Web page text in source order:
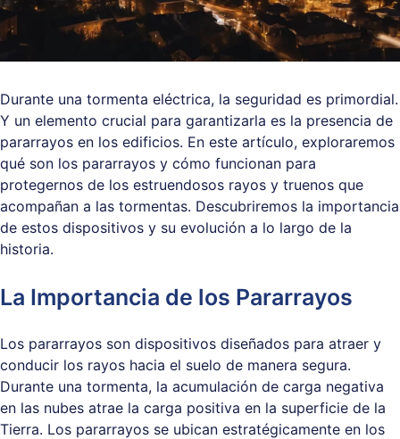
Durante una tormenta eléctrica, la seguridad es primordial.
Y un elemento crucial para garantizarla es la presencia de
pararrayos en los edificios. En este artículo, exploraremos
qué son los pararrayos y cómo funcionan para
protegernos de los estruendosos rayos y truenos que
acompañan a las tormentas. Descubriremos la importancia
de estos dispositivos y su evolución a lo largo de la
historia.
La Importancia de los Pararrayos
Los pararrayos son dispositivos diseñados para atraer y
conducir los rayos hacia el suelo de manera segura.
Durante una tormenta, la acumulación de carga negativa
en las nubes atrae la carga positiva en la superficie de la
Tierra. Los pararrayos se ubican estratégicamente en los